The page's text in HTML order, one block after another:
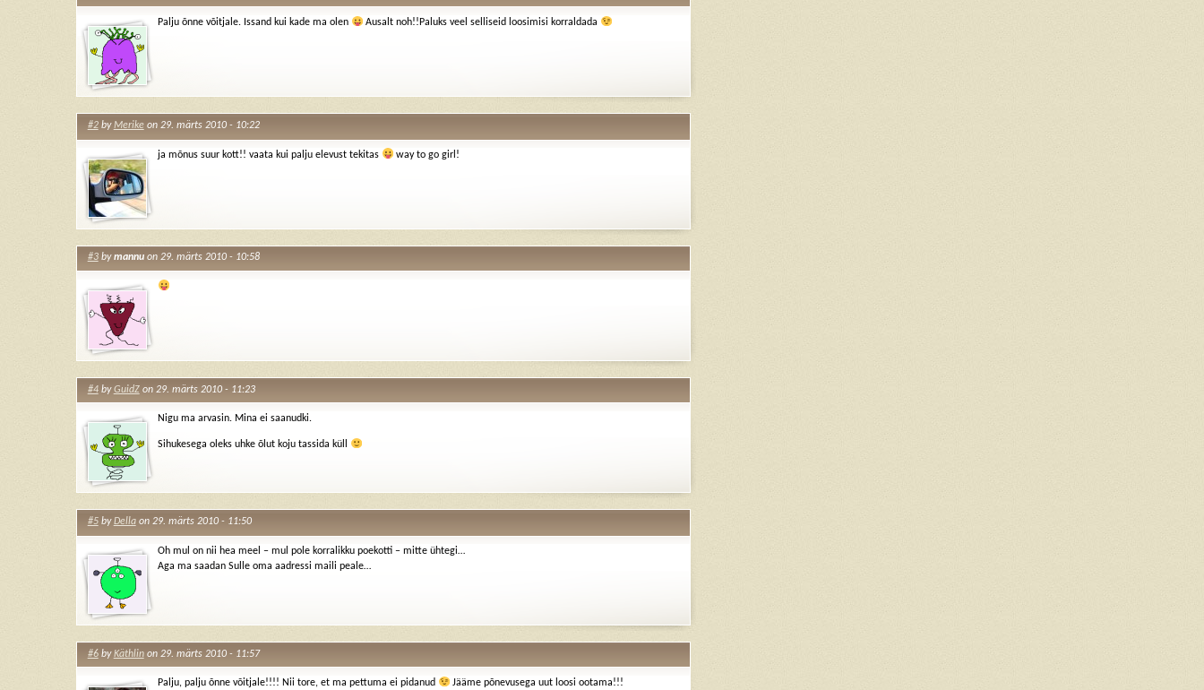
Palju õnne võitjale. Issand kui kade ma olen Ausalt noh!!Paluks veel selliseid loosimisi korraldada
#2byMerikeon 29. märts 2010 - 10:22
ja mõnus suur kott!! vaata kui palju elevust tekitas way to go girl!
#3bymannuon 29. märts 2010 - 10:58
#4byGuidZon 29. märts 2010 - 11:23
Nigu ma arvasin. Mina ei saanudki.
Sihukesega oleks uhke õlut koju tassida küll
#5byDellaon 29. märts 2010 - 11:50
Oh mul on nii hea meel – mul pole korralikku poekotti – mitte ühtegi…
Aga ma saadan Sulle oma aadressi maili peale…
#6byKäthlinon 29. märts 2010 - 11:57
Palju, palju õnne võitjale!!!! Nii tore, et ma pettuma ei pidanud Jääme põnevusega uut loosi ootama!!!